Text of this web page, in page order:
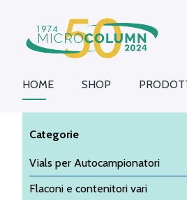
HOME SHOP
Categorie
Vials per Autocampionatori
Flaconi e contenitori vari